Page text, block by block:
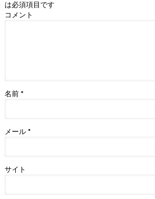
は必須項目です
コメント
名前 *
メール *
サイト